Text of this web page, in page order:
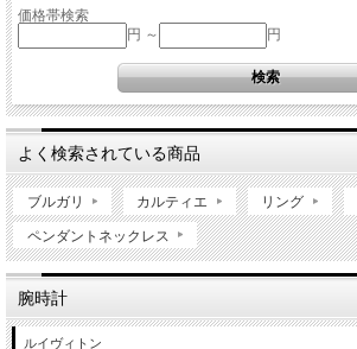
価格帯検索
円 ～
円
よく検索されている商品
ブルガリ カルティエ リング
ペンダントネックレス
腕時計
ルイヴィトン